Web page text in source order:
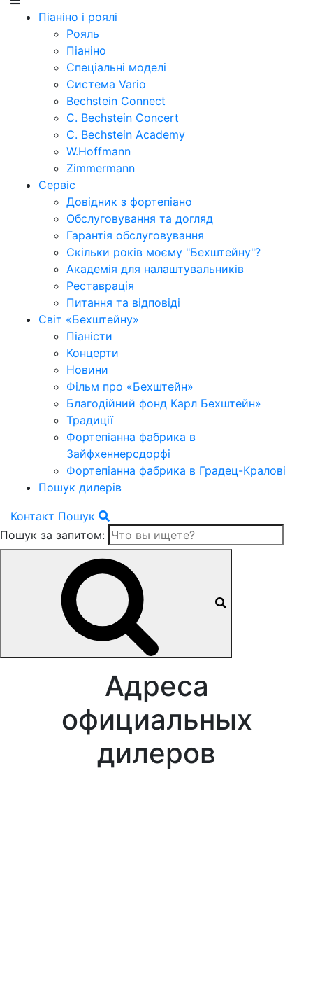
Піаніно і роялі
Рояль
Піаніно
Спеціальні моделі
Система Vario
Bechstein Connect
C. Bechstein Concert
C. Bechstein Academy
W.Hoffmann
Zimmermann
Сервіс
Довідник з фортепіано
Обслуговування та догляд
Гарантія обслуговування
Скільки років моєму "Бехштейну"?
Академія для налаштувальників
Реставрація
Питання та відповіді
Світ «Бехштейну»
Піаністи
Концерти
Новини
Фільм про «Бехштейн»
Благодійний фонд Карл Бехштейн»
Традиції
Фортепіанна фабрика в
Зайфхеннерсдорфi
Фортепіанна фабрика в Градец-Краловi
Пошук дилерів
Контакт Пошук
Пошук за запитом:
Адреса
официальных
дилеров